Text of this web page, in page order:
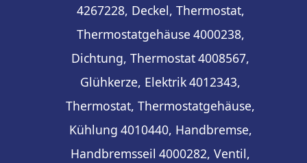
4267228, Deckel, Thermostat,
Thermostatgehäuse 4000238,
Dichtung, Thermostat4008567,
Glühkerze, Elektrik4012343,
Thermostat, Thermostatgehäuse,
Kühlung 4010440, Handbremse,
Handbremsseil 4000282, Ventil,